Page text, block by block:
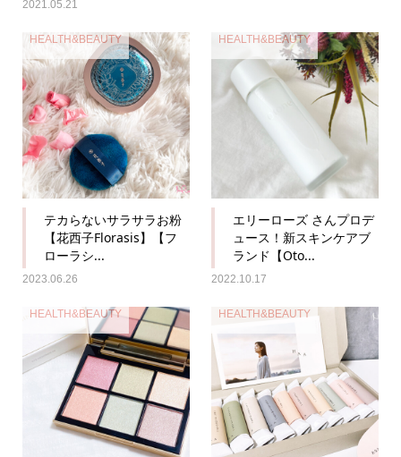
2021.05.21
HEALTH&BEAUTY
テカらないサラサラお粉
【花西子Florasis】【フ
ローラシ...
2023.06.26
HEALTH&BEAUTY
エリーローズ さんプロデ
ュース！新スキンケアブ
ランド【Oto...
2022.10.17
HEALTH&BEAUTY HEALTH&BEAUTY